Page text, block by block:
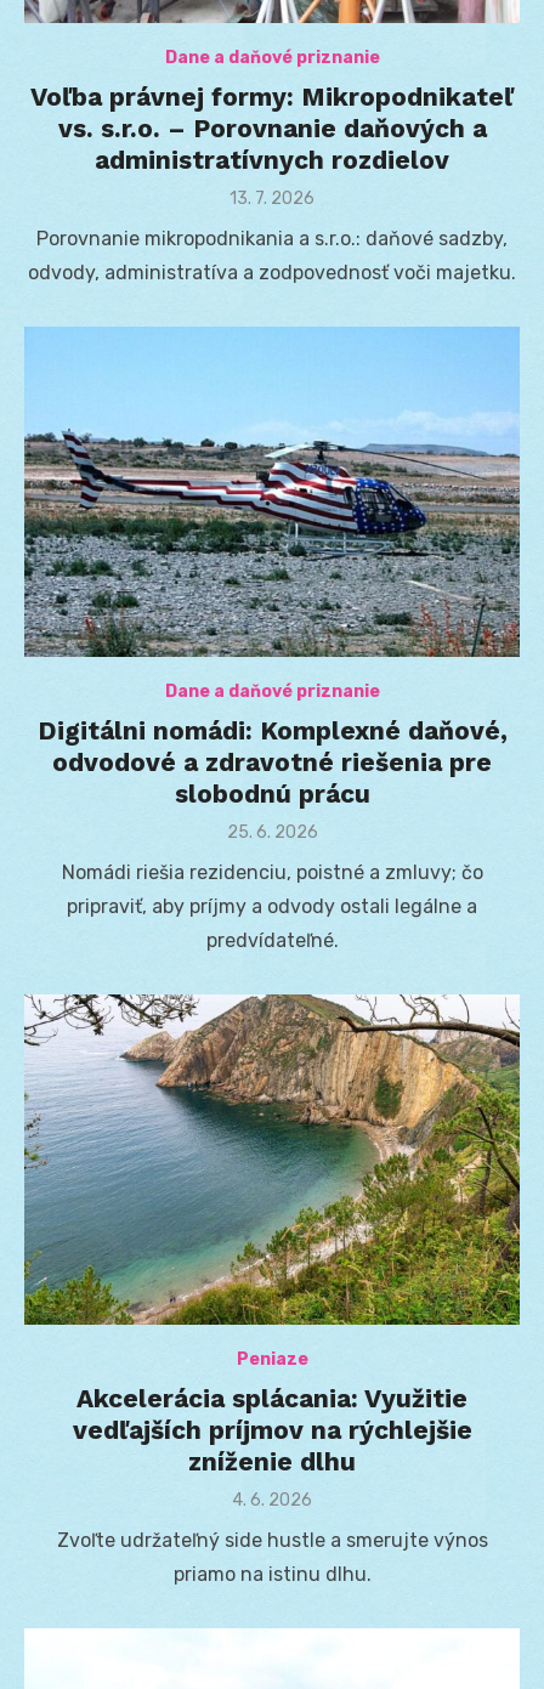
Dane a daňové priznanie
Voľba právnej formy: Mikropodnikateľ
vs. s.r.o. – Porovnanie daňových a
administratívnych rozdielov
Posted
13. 7. 2026
Porovnanie mikropodnikania a s.r.o.: daňové sadzby,
odvody, administratíva a zodpovednosť voči majetku.
Dane a daňové priznanie
Digitálni nomádi: Komplexné daňové,
odvodové a zdravotné riešenia pre
slobodnú prácu
Posted
25. 6. 2026
Nomádi riešia rezidenciu, poistné a zmluvy; čo
pripraviť, aby príjmy a odvody ostali legálne a
predvídateľné.
Peniaze
Akcelerácia splácania: Využitie
vedľajších príjmov na rýchlejšie
zníženie dlhu
Posted
4. 6. 2026
Zvoľte udržateľný side hustle a smerujte výnos
priamo na istinu dlhu.